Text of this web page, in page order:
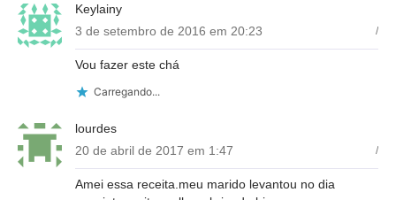
Keylainy
3 de setembro de 2016 em 20:23
/
Vou fazer este chá
Carregando...
lourdes
20 de abril de 2017 em 1:47
/
Amei essa receita.meu marido levantou no dia